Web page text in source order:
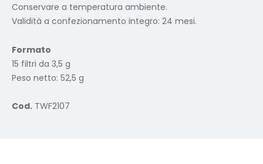
Conservare a temperatura ambiente.
Validità a confezionamento integro: 24 mesi.
Formato
15 filtri da 3,5 g
Peso netto: 52,5 g
Cod. TWF2107